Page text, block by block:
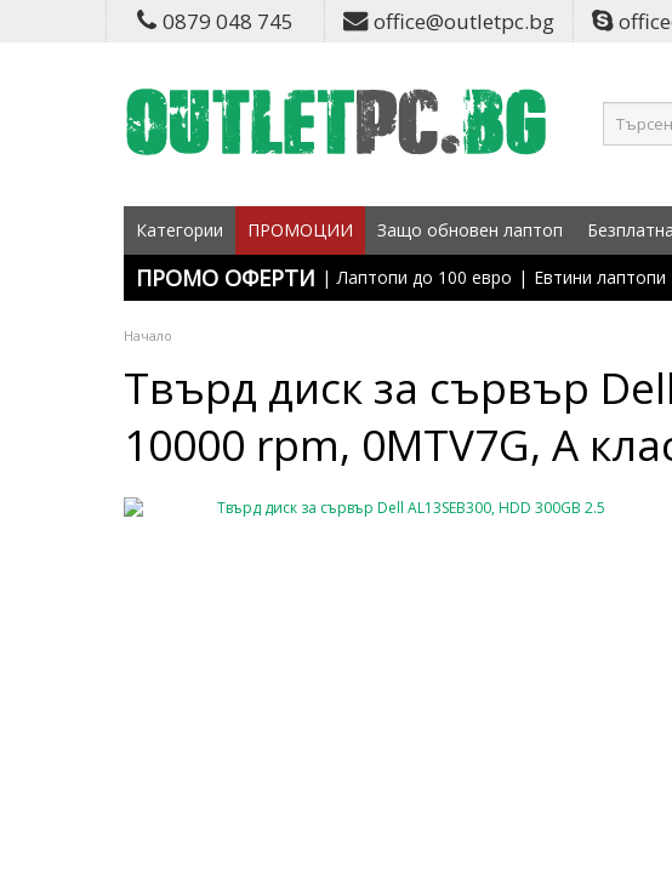
0879 048 745 office@outletpc.bg
Категории ПРОМОЦИИ Защо обновен лаптоп
ПРОМО ОФЕРТИ | Лаптопи до 100 евро | Евтини лаптопи
Начало
Твърд диск за сървър Dell
10000 rpm, 0MTV7G, A